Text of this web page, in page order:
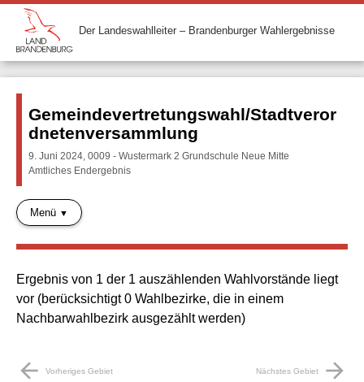
Der Landeswahlleiter – Brandenburger Wahlergebnisse
Gemeindevertretungswahl/Stadtveror
dnetenversammlung
9. Juni 2024, 0009 - Wustermark 2 Grundschule Neue Mitte
Amtliches Endergebnis
Menü
Ergebnis von 1 der 1 auszählenden Wahlvorstände liegt
vor (berücksichtigt 0 Wahlbezirke, die in einem
Nachbarwahlbezirk ausgezählt werden)
arrow_back Vorheriges Gebiet Nächstes Gebiet arrow_forward